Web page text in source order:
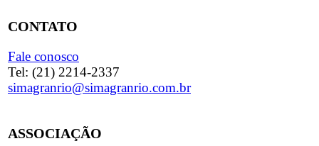
CONTATO
Fale conosco
Tel: (21) 2214-2337
simagranrio@simagranrio.com.br
ASSOCIAÇÃO